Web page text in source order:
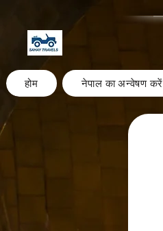
होम नेपाल का अन्वेषण करें